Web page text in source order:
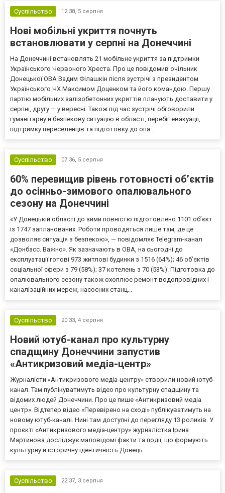
Суспільство 12:38, 5 серпня
Нові мобільні укриття почнуть
встановлювати у серпні на Донеччині
На Донеччині встановлять 21 мобільне укриття за підтримки
Українського Червоного Хреста. Про це повідомив очільник
Донецької ОВА Вадим Філашкін після зустрічі з президентом
Українського ЧХ Максимом Доценком та його командою. Першу
партію мобільних залізобетонних укриттів планують доставити у
серпні, другу — у вересні. Також під час зустрічі обговорили
гуманітарну й безпекову ситуацію в області, перебіг евакуації,
підтримку переселенців та підготовку до опа...
Суспільство 07:36, 5 серпня
60% перевищив рівень готовності об’єктів
до осінньо-зимового опалювального
сезону на Донеччині
«У Донецькій області до зими повністю підготовлено 1101 об’єкт
із 1747 запланованих. Роботи проводяться лише там, де це
дозволяє ситуація з безпекою», — повідомляє Telegram-канал
«Донбасс. Важно». Як зазначають в ОВА, на сьогодні до
експлуатації готові 973 житлові будинки з 1516 (64%); 46 об’єктів
соціальної сфери з 79 (58%); 37 котелень з 70 (53%). Підготовка до
опалювального сезону також охоплює ремонт водопровідних і
каналізаційних мереж, насосних станц...
Суспільство 20:33, 4 серпня
Новий ютуб-канал про культурну
спадщину Донеччини запустив
«Антикризовий медіа-центр»
Журналісти «Антикризового медіа-центру» створили новий ютуб-
канал. Там публікуватимуть відео про культурну спадщину та
відомих людей Донеччини. Про це пише «Антикризовий медіа
центр». Відтепер відео «Перевірено на сході» публікуватимуть на
новому ютуб-каналі. Нині там доступні до перегляду 13 роликів. У
проєкті «Антикризового медіа-центру» журналістка Ірина
Мартинова досліджує маловідомі факти та події, що формують
культурну й історичну ідентичність Донець...
Суспільство 22:37, 3 серпня